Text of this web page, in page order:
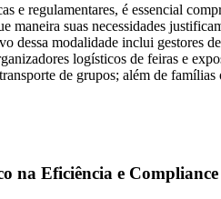
e regulamentares, é essencial
maneira suas necessidades
dessa modalidade inclui gestores
logísticos de feiras e
de grupos; além de
na Eficiência e Compliance